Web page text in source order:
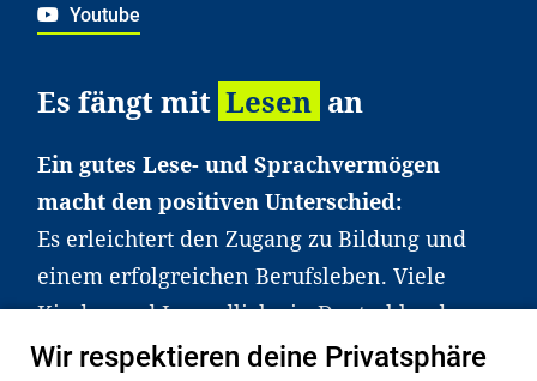
Youtube
Es fängt mit Lesen an
Ein gutes Lese- und Sprachvermögen
macht den positiven Unterschied:
Es erleichtert den Zugang zu Bildung und
einem erfolgreichen Berufsleben. Viele
Kinder und Jugendliche in Deutschland
haben aber große Schwierigkeiten dabei.
Wir respektieren deine Privatsphäre